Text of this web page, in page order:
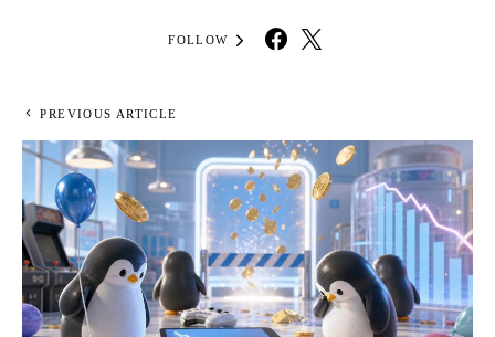
FOLLOW
PREVIOUS ARTICLE